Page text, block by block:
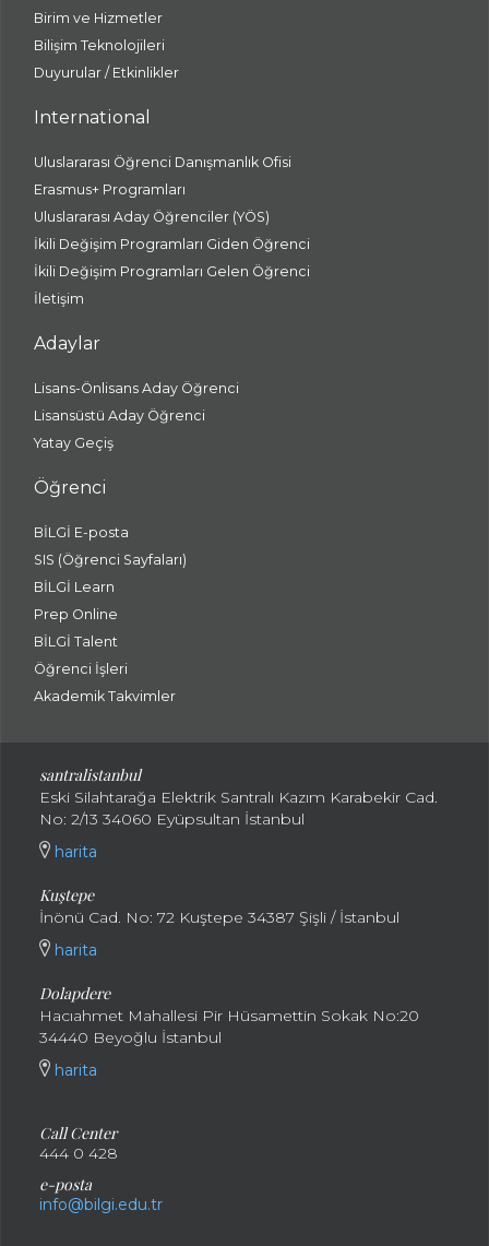
Birim ve Hizmetler
Bilişim Teknolojileri
Duyurular / Etkinlikler
International
Uluslararası Öğrenci Danışmanlık Ofisi
Erasmus+ Programları
Uluslararası Aday Öğrenciler (YÖS)
İkili Değişim Programları Giden Öğrenci
İkili Değişim Programları Gelen Öğrenci
İletişim
Adaylar
Lisans-Önlisans Aday Öğrenci
Lisansüstü Aday Öğrenci
Yatay Geçiş
Öğrenci
BİLGİ E-posta
SIS (Öğrenci Sayfaları)
BİLGİ Learn
Prep Online
BİLGİ Talent
Öğrenci İşleri
Akademik Takvimler
santralistanbul
Eski Silahtarağa Elektrik Santralı Kazım Karabekir Cad.
No: 2/13 34060 Eyüpsultan İstanbul
harita
Kuştepe
İnönü Cad. No: 72 Kuştepe 34387 Şişli / İstanbul
harita
Dolapdere
Hacıahmet Mahallesi Pir Hüsamettin Sokak No:20
34440 Beyoğlu İstanbul
harita
Call Center
444 0 428
e-posta
info@bilgi.edu.tr